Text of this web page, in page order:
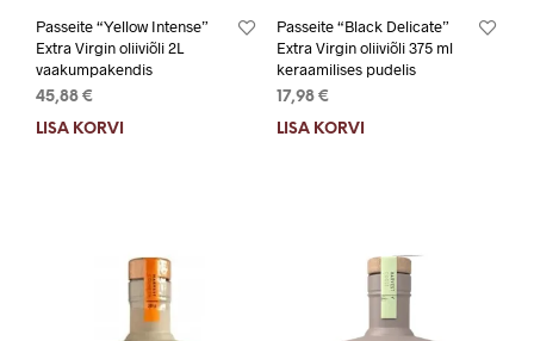
Passeite “Yellow Intense”
Extra Virgin oliiviõli 2L
vaakumpakendis
45,88 €
LISA KORVI
Passeite “Black Delicate”
Extra Virgin oliiviõli 375 ml
keraamilises pudelis
17,98 €
LISA KORVI